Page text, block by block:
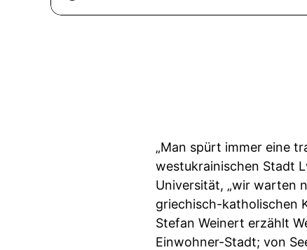
„Man spürt immer eine
westukrainischen Stadt
Universität, „wir warten
griechisch-katholischen
Stefan Weinert erzählt
Einwohner-Stadt; von